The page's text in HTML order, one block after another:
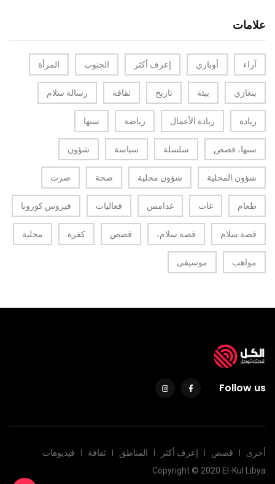
علامات
آراء أوباري إعرف أكثر الجنوب المرأة
بنغازي بيئة تاريخ ثقافة رسالة سلام
ريادة ريادة الأعمال رياضة سبها
سبها، قصص سلسلة سياسة شؤون
شؤون المحلية شؤون محلية صحة صرت
طعام غات غدامس فعاليات فيروس كورونا
قصة سلام قصة سلام، قصص كفرة محلية
مواهب موسيقى
Follow us
أخرى قصص إعرف أكثر المناطق ثقافة
فيديوهات
Copyright © 2020 El-Kul Libya